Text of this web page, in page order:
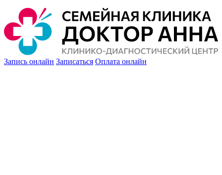
Запись онлайн Записаться Оплата онлайн